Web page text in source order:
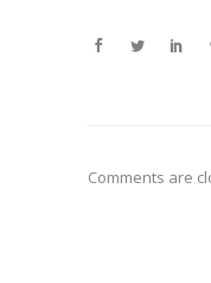
Comments are